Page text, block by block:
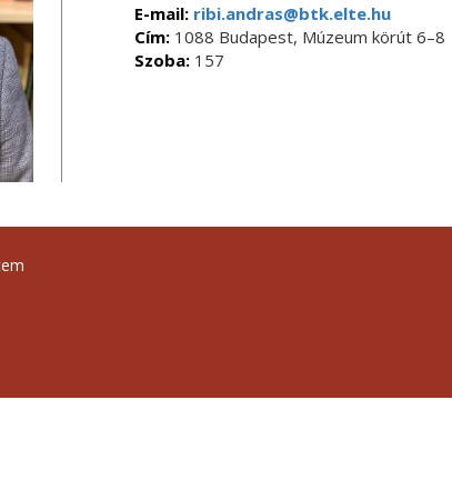
E-mail:ribi.andras@btk.elte.hu
Cím:1088 Budapest, Múzeum körút 6–8
Szoba:157